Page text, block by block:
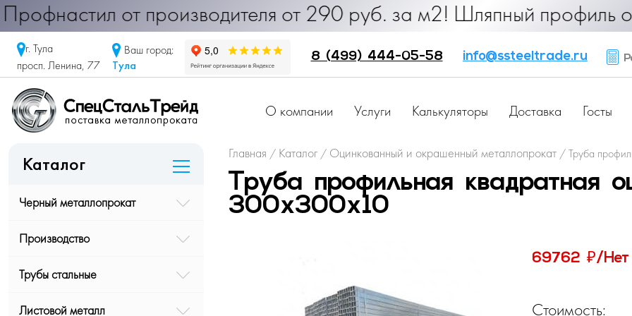
от производителя от 290 руб. за м2! Шляпный профиль от 25
г. Тула
просп. Ленина, 77
Ваш город:
Тула
8 (499) 444-05-58 info@ssteeltrade.ru
О компании Услуги Калькуляторы Доставка Госты
Каталог
Черный металлопрокат
Производство
Трубы стальные
Листовой металл
Главная / Каталог / Оцинкованный и окрашенный металлопрокат /Труба
Труба профильная квадратная
300х300х10
69762 ₽/Нет
Стоимость: